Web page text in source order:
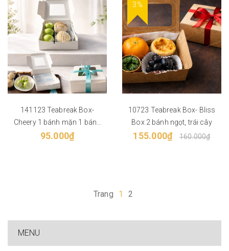
141123 Teabreak Box-
Cheery 1 bánh mặn 1 bánh
ngọt trái cây
95.000₫
3%
10723 Teabreak Box- Bliss
Box 2 bánh ngọt, trái cây
155.000₫ 160.000₫
Trang 1 2
MENU